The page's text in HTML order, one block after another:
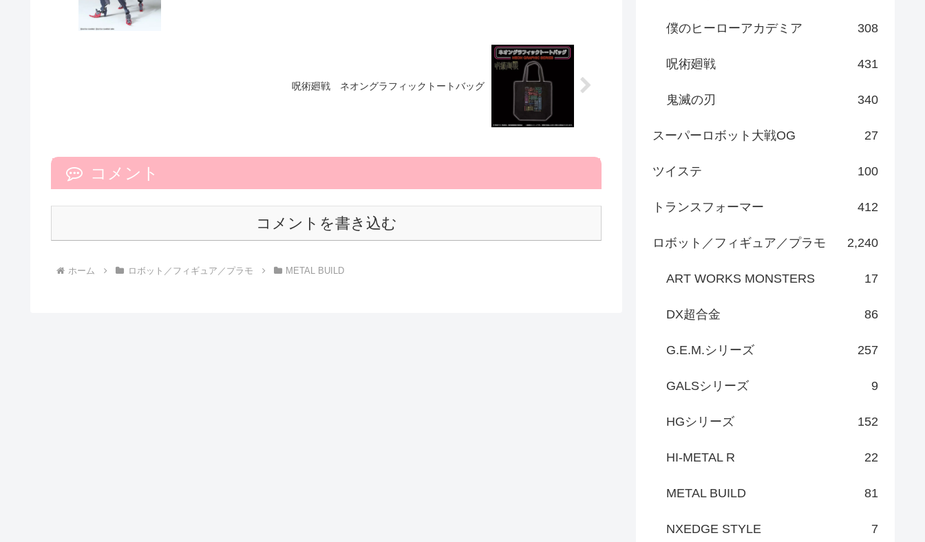
呪術廻戦 ネオングラフィックトートバッグ
コメント
コメントを書き込む
ホーム ロボット／フィギュア／プラモ METAL BUILD
僕のヒーローアカデミア 308
呪術廻戦 431
鬼滅の刃 340
スーパーロボット大戦OG 27
ツイステ 100
トランスフォーマー 412
ロボット／フィギュア／プラモ 2,240
ART WORKS MONSTERS 17
DX超合金 86
G.E.M.シリーズ 257
GALSシリーズ 9
HGシリーズ 152
HI-METAL R 22
METAL BUILD 81
NXEDGE STYLE 7